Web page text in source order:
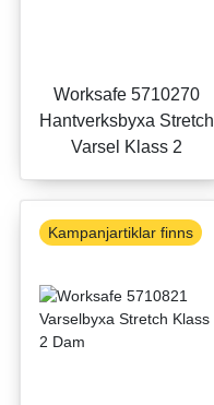
Worksafe 5710270
Hantverksbyxa Stretch
Varsel Klass 2
Kampanjartiklar finns